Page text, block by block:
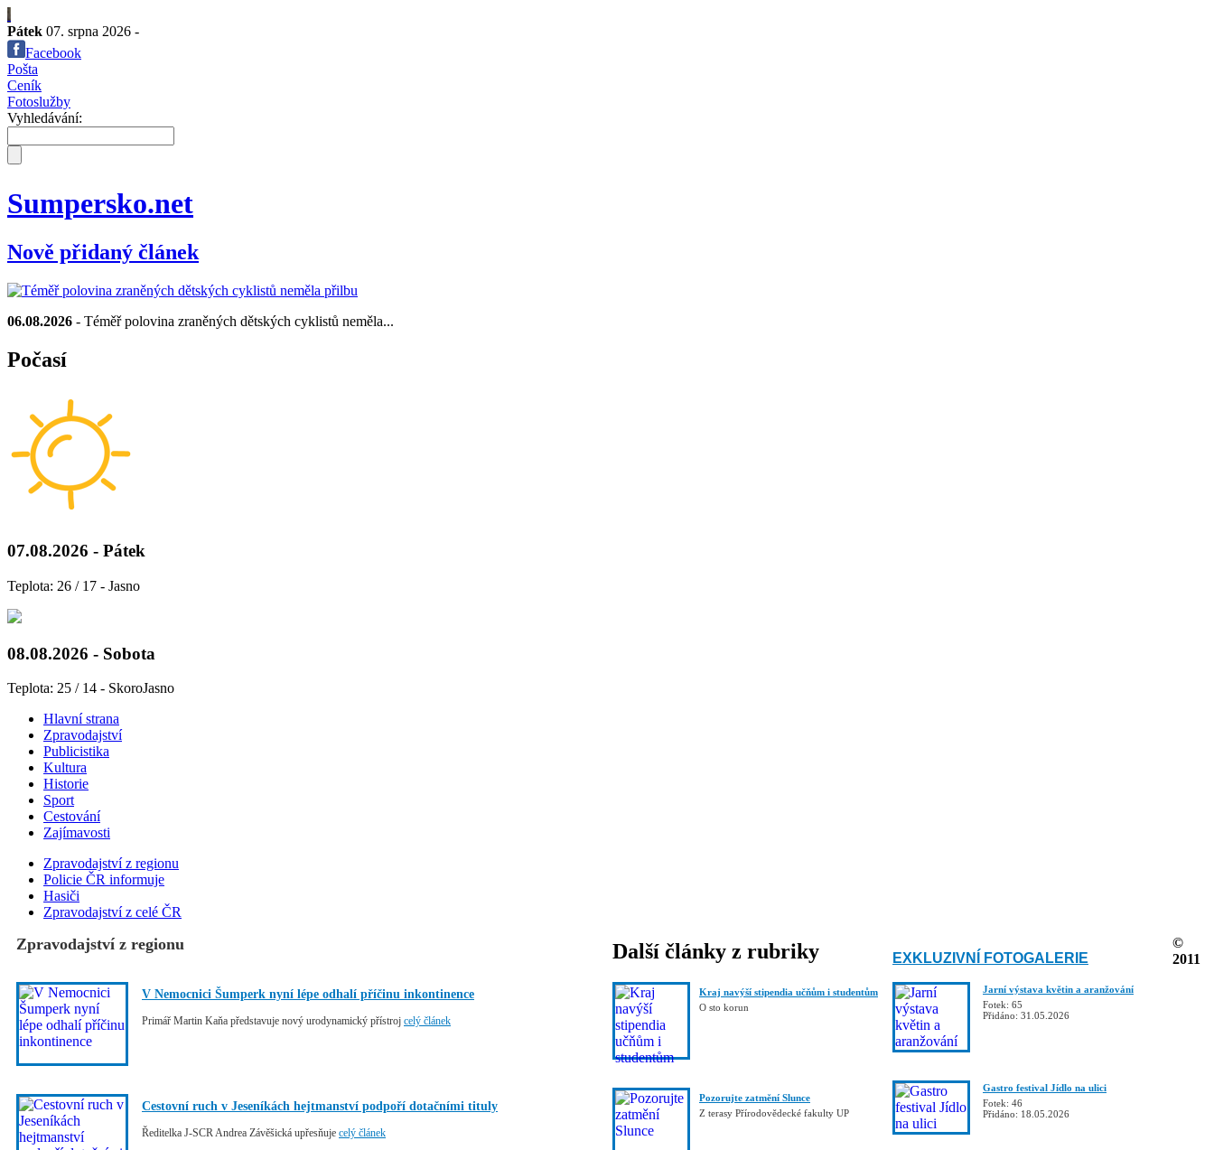
Pátek 07. srpna 2026 -
Facebook
Pošta
Ceník
Fotoslužby
Vyhledávání:
Sumpersko.net
Nově přidaný článek
06.08.2026 - Téměř polovina zraněných dětských cyklistů neměla...
Počasí
07.08.2026 - Pátek
Teplota: 26 / 17 - Jasno
08.08.2026 - Sobota
Teplota: 25 / 14 - SkoroJasno
Hlavní strana
Zpravodajství
Publicistika
Kultura
Historie
Sport
Cestování
Zajímavosti
Zpravodajství z regionu
Policie ČR informuje
Hasiči
Zpravodajství z celé ČR
Zpravodajství z regionu
V Nemocnici Šumperk nyní lépe odhalí příčinu inkontinence
Primář Martin Kaňa představuje nový urodynamický přístroj celý článek
Cestovní ruch v Jeseníkách hejtmanství podpoří dotačními tituly
Ředitelka J-SCR Andrea Závěšická upřesňuje celý článek
Další články z rubriky
Kraj navýší stipendia učňům i studentům
O sto korun
Pozorujte zatmění Slunce
Z terasy Přírodovědecké fakulty UP
EXKLUZIVNÍ FOTOGALERIE
Jarní výstava květin a aranžování
Fotek: 65
Přidáno: 31.05.2026
Gastro festival Jídlo na ulici
Fotek: 46
Přidáno: 18.05.2026
©
2011